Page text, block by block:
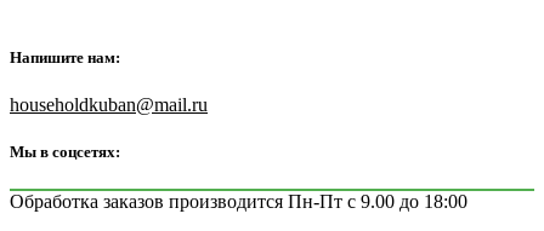
Напишите нам:
householdkuban@mail.ru
Мы в соцсетях:
Обработка заказов производится Пн-Пт с 9.00 до 18:00